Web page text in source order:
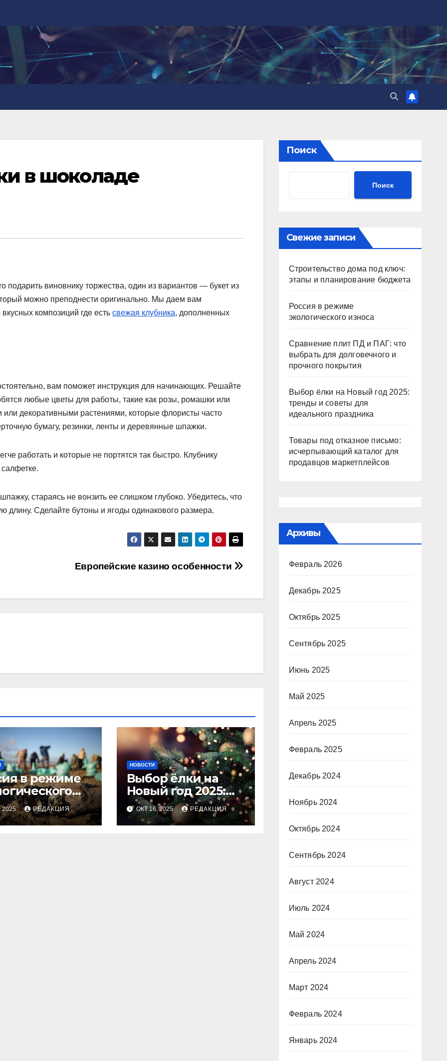
в шоколаде
подарить виновнику торжества, один из вариантов — букет из
можно преподнести оригинально. Мы даем вам
композиций где есть свежая клубника, дополненных
вам поможет инструкция для начинающих. Решайте
любые цветы для работы, такие как розы, ромашки или
или декоративными растениями, которые флористы часто
бумагу, резинки, ленты и деревянные шпажки.
работать и которые не портятся так быстро. Клубнику
стараясь не вонзить ее слишком глубоко. Убедитесь, что
длину. Сделайте бутоны и ягоды одинакового размера.
Европейские казино особенности
в режиме
2025 РЕДАКЦИЯ
НОВОСТИ
Выбор ёлки на
Новый год 2025:
тренды и советы
для идеального
праздника
ОКТ 16, 2025 РЕДАКЦИЯ
Поиск
Поиск
Свежие записи
Строительство дома под ключ:
этапы и планирование бюджета
Россия в режиме
экологического износа
Сравнение плит ПД и ПАГ: что
выбрать для долговечного и
прочного покрытия
Выбор ёлки на Новый год 2025:
тренды и советы для
идеального праздника
Товары под отказное письмо:
исчерпывающий каталог для
продавцов маркетплейсов
Архивы
Февраль 2026
Декабрь 2025
Октябрь 2025
Сентябрь 2025
Июнь 2025
Май 2025
Апрель 2025
Февраль 2025
Декабрь 2024
Ноябрь 2024
Октябрь 2024
Сентябрь 2024
Август 2024
Июль 2024
Май 2024
Апрель 2024
Март 2024
Февраль 2024
Январь 2024